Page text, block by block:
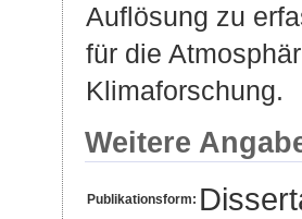
Auflösung zu
für die
Klimaforschung.
Weitere
Publikationsform: